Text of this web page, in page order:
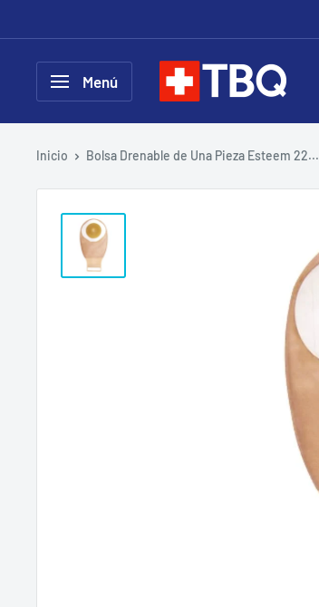
directamente
contenido
Menú tubotiquin.cl
Inicio Bolsa Drenable de Una Pieza Esteem 22...